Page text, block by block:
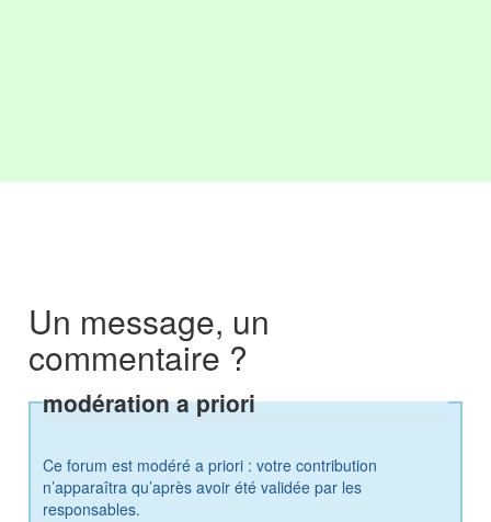
Un message, un
commentaire ?
modération a priori
Ce forum est modéré a priori : votre contribution
n’apparaîtra qu’après avoir été validée par les
responsables.